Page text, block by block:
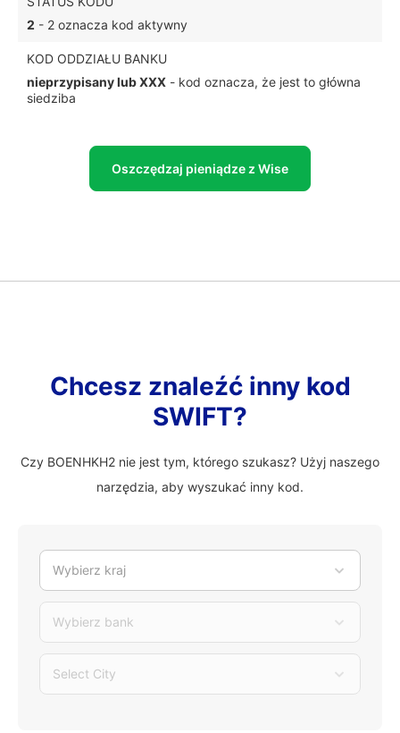
2 - 2 oznacza kod aktywny
KOD ODDZIAŁU BANKU
nieprzypisany lub XXX - kod oznacza, że jest to główna
siedziba
Oszczędzaj pieniądze z Wise
Chcesz znaleźć inny kod
SWIFT?
Czy BOENHKH2 nie jest tym, którego szukasz? Użyj naszego
narzędzia, aby wyszukać inny kod.
Wybierz kraj
Wybierz bank
Select City